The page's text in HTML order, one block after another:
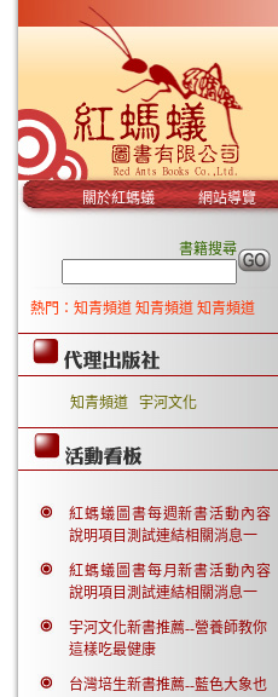
關於紅螞蟻 網站導覽
書籍搜尋
熱門：知青頻道 知青頻道 知青頻道
知青頻道 宇河文化
紅螞蟻圖書每週新書活動內容
說明項目測試連結相關消息一
紅螞蟻圖書每月新書活動內容
說明項目測試連結相關消息一
宇河文化新書推薦--營養師教你
這樣吃最健康
台灣培生新書推薦--藍色大象也